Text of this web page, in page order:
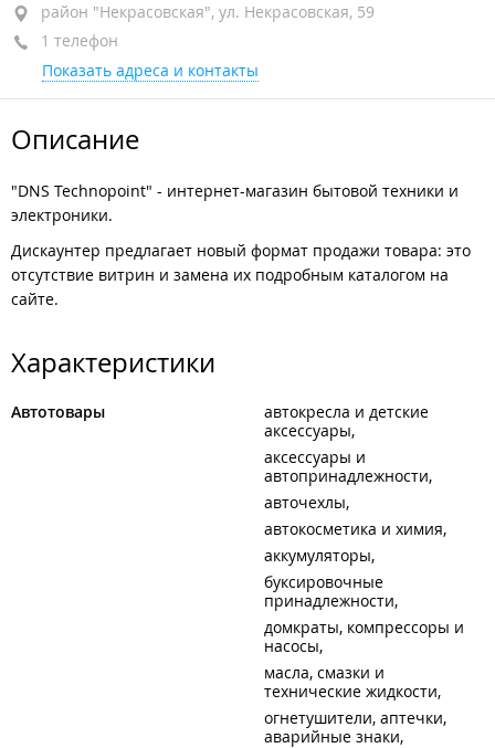
район "Некрасовская", ул. Некрасовская, 59
1 телефон
Показать адреса и контакты
Описание
"DNS Technopoint" - интернет-магазин бытовой техники и
электроники.
Дискаунтер предлагает новый формат продажи товара: это
отсутствие витрин и замена их подробным каталогом на
сайте.
Характеристики
Автотовары
автокресла и детские
аксессуары
аксессуары и
автопринадлежности
авточехлы
автокосметика и химия
аккумуляторы
буксировочные
принадлежности
домкраты, компрессоры и
насосы
масла, смазки и
технические жидкости
огнетушители, аптечки,
аварийные знаки